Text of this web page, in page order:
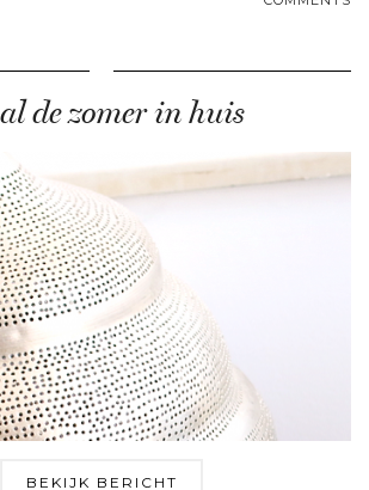
de zomer in huis
BEKIJK BERICHT